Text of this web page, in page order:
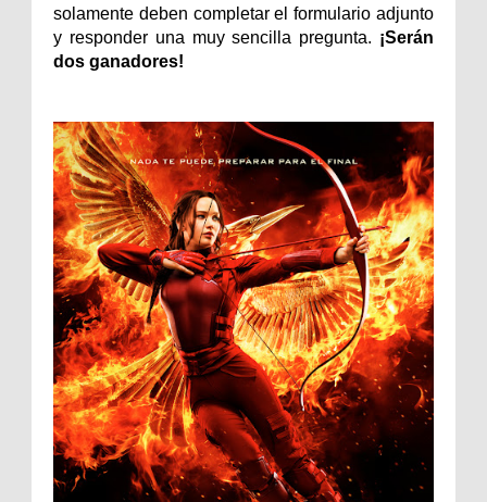
solamente deben completar el formulario adjunto
y responder una muy sencilla pregunta. ¡Serán
dos ganadores!